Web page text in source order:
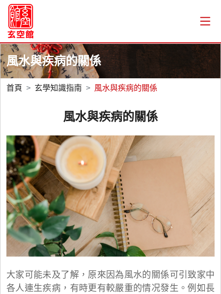
風水與疾病的關係
首頁 玄學知識指南 風水與疾病的關係
風水與疾病的關係
大家可能未及了解，原來因為風水的關係可引致家中
各人連生疾病，有時更有較嚴重的情况發生。例如長